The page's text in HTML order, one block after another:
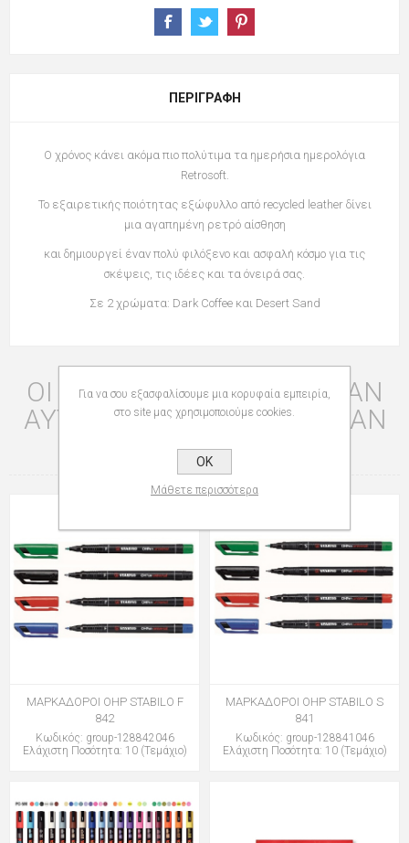
ΠΕΡΙΓΡΑΦΉ
Ο χρόνος κάνει ακόμα πιο πολύτιμα τα ημερήσια ημερολόγια
Retrosoft.
Το εξαιρετικής ποιότητας εξώφυλλο από recycled leather δίνει
μια αγαπημένη ρετρό αίσθηση
και δημιουργεί έναν πολύ φιλόξενο και ασφαλή κόσμο για τις
σκέψεις, τις ιδέες και τα όνειρά σας.
Σε 2 χρώματα: Dark Coffee και Desert Sand
ΟΙ ΠΕΛΆΤΕΣ ΠΟΥ ΑΓΌΡΑΣΑΝ
ΑΥΤΌ ΤΟ ΠΡΟΪΌΝ ΑΓΌΡΑΣΑΝ
ΕΠΊΣΗΣ
ΜΑΡΚΑΔΟΡΟΙ OHP STABILO F
842
Κωδικός: group-128842046
Ελάχιστη Ποσότητα: 10 (Τεμάχιο)
ΜΑΡΚΑΔΟΡΟΙ OHP STABILO S
841
Κωδικός: group-128841046
Ελάχιστη Ποσότητα: 10 (Τεμάχιο)
Για να σου εξασφαλίσουμε μια κορυφαία εμπειρία,
στο site μας χρησιμοποιούμε cookies.
OK
Μάθετε περισσότερα